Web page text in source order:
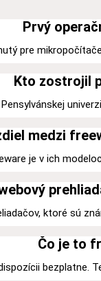
Prvý
pre
Kto zostrojil
medzi
je v ich
ktoré sú
Čo je to
bezplatne.